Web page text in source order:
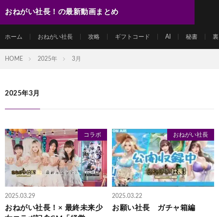
おねがい社長！の最新動画まとめ
ホーム おねがい社長 攻略 ギフトコード AI 秘書
HOME 2025年 3月
2025年3月
コラボ
2025.03.29
おねがい社長！× 最終未来少
おねがい社長
2025.03.22
お願い社長 ガチャ箱編